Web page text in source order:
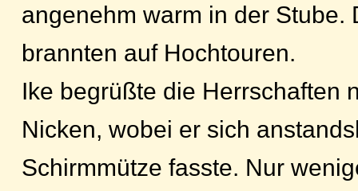
angenehm warm in der Stube.
brannten auf Hochtouren.
Ike begrüßte die Herrschaften
Nicken, wobei er sich
Schirmmütze fasste. Nur